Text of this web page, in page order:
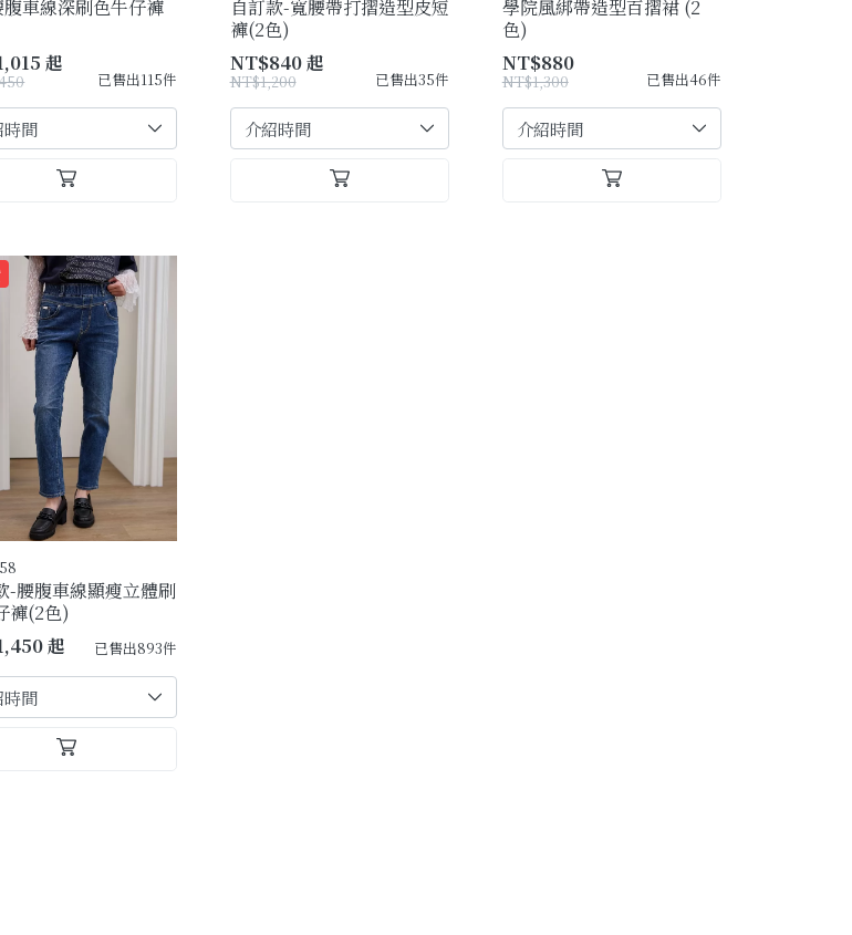
車線深刷色牛仔褲
起
已售出115件
自訂款-寬腰帶打摺造型皮短
褲(2色)
NT$840 起
NT$1,200 已售出35件
學院風綁帶造型百摺裙 (2
色)
NT$880
NT$1,300 已售出46件
-腰腹車線顯瘦立體刷
褲(2色)
起
已售出893件